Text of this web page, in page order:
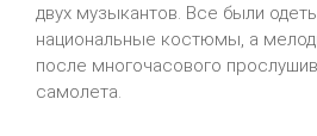
двух музыкантов. Все были
национальные костюмы, а
после многочасового
самолета.